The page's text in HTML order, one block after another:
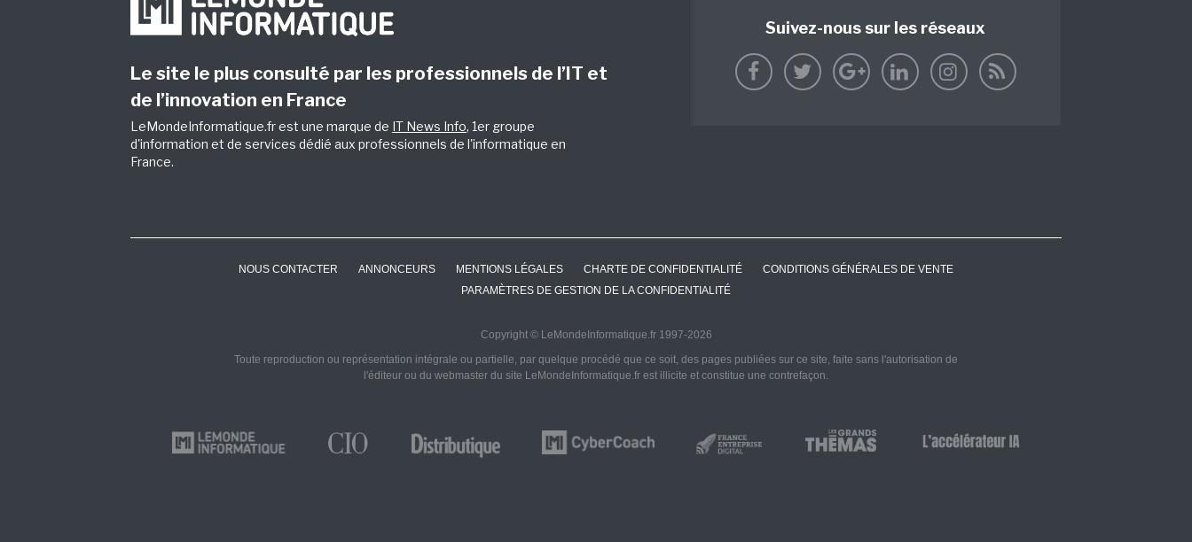
Le site le plus consulté par les professionnels de l’IT et
de l’innovation en France
LeMondeInformatique.fr est une marque de IT News Info, 1er groupe
d'information et de services dédié aux professionnels de l'informatique en
France.
Suivez-nous sur les réseaux
NOUS CONTACTER ANNONCEURS MENTIONS LÉGALES CHARTE DE CONFIDENTIALITÉ
CONDITIONS GÉNÉRALES DE VENTE
PARAMÈTRES DE GESTION DE LA CONFIDENTIALITÉ
Copyright © LeMondeInformatique.fr 1997-2026
Toute reproduction ou représentation intégrale ou partielle, par quelque procédé que ce soit, des pages publiées sur ce site, faite sans l'autorisation de
l'éditeur ou du webmaster du site LeMondeInformatique.fr est illicite et constitue une contrefaçon.